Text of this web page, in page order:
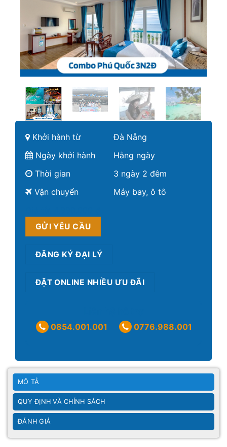
Khởi hành từ
Đà Nẵng
Ngày khởi hành
Hằng ngày
Thời gian
3 ngày 2 đêm
Vận chuyển
Máy bay, ô tô
GỬI YÊU CẦU
ĐĂNG KÝ ĐẠI LÝ
ĐẶT ONLINE NHIỀU ƯU ĐÃI
0854.001.001 0776.988.001
MÔ TẢ
QUY ĐỊNH VÀ CHÍNH SÁCH
ĐÁNH GIÁ